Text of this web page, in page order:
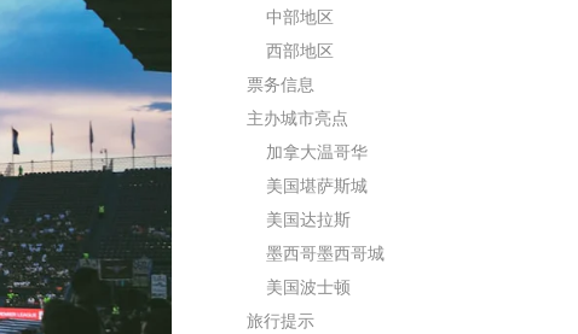
中部地区
西部地区
票务信息
主办城市亮点
加拿大温哥华
美国堪萨斯城
美国达拉斯
墨西哥墨西哥城
美国波士顿
旅行提示